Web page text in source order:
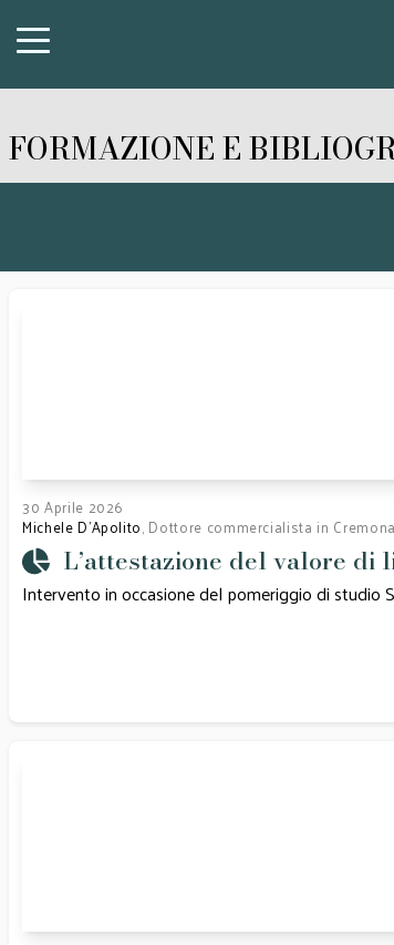
FORMAZIONE E
30 Aprile 2026
Michele D'Apolito, Dottore commercialista in Cremona
L’attestazione del valore
Intervento in occasione del pomeriggio di studio